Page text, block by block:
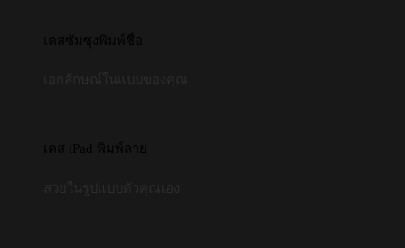
เคสซัมซุงพิมพ์ชื่อ
เคส iPad พิมพ์ลาย